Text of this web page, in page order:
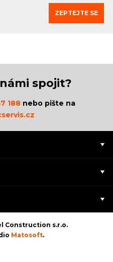
ZEPTEJTE SE
spojit?
188 nebo pište na
Construction s.r.o.
Matosoft.